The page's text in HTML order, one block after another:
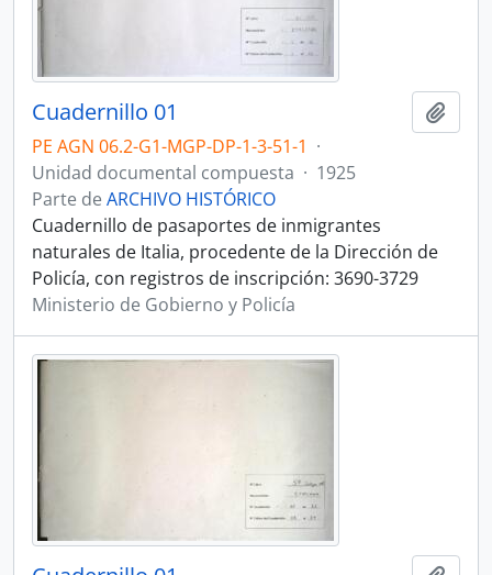
Cuadernillo 01
PE AGN 06.2-G1-MGP-DP-1-3-51-1 ·
Unidad documental compuesta · 1925
Parte de ARCHIVO HISTÓRICO
Cuadernillo de pasaportes de inmigrantes
naturales de Italia, procedente de la Dirección de
Policía, con registros de inscripción: 3690-3729
Ministerio de Gobierno y Policía